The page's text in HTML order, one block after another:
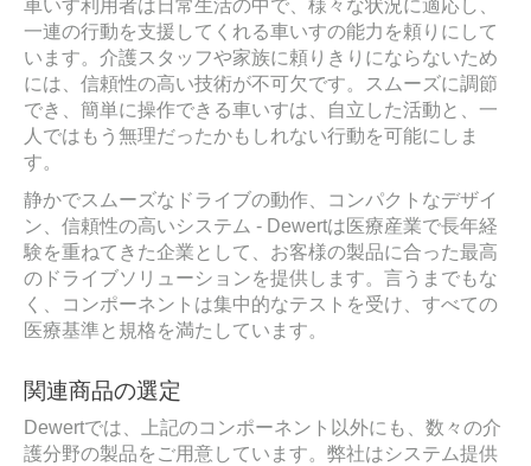
車いす利用者は日常生活の中で、様々な状況に適応し、
一連の行動を支援してくれる車いすの能力を頼りにして
います。介護スタッフや家族に頼りきりにならないため
には、信頼性の高い技術が不可欠です。スムーズに調節
でき、簡単に操作できる車いすは、自立した活動と、一
人ではもう無理だったかもしれない行動を可能にしま
す。
静かでスムーズなドライブの動作、コンパクトなデザイ
ン、信頼性の高いシステム - Dewertは医療産業で長年経
験を重ねてきた企業として、お客様の製品に合った最高
のドライブソリューションを提供します。言うまでもな
く、コンポーネントは集中的なテストを受け、すべての
医療基準と規格を満たしています。
関連商品の選定
Dewertでは、上記のコンポーネント以外にも、数々の介
護分野の製品をご用意しています。弊社はシステム提供